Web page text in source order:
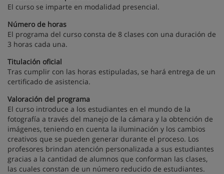
El curso se imparte en modalidad presencial.
Número de horas
El programa del curso consta de 8 clases con una duración de
3 horas cada una.
Titulación oficial
Tras cumplir con las horas estipuladas, se hará entrega de un
certificado de asistencia.
Valoración del programa
El curso introduce a los estudiantes en el mundo de la
fotografía a través del manejo de la cámara y la obtención de
imágenes, teniendo en cuenta la iluminación y los cambios
creativos que se pueden generar durante el proceso. Los
profesores brindan atención personalizada a sus estudiantes
gracias a la cantidad de alumnos que conforman las clases,
las cuales constan de un número reducido de estudiantes.